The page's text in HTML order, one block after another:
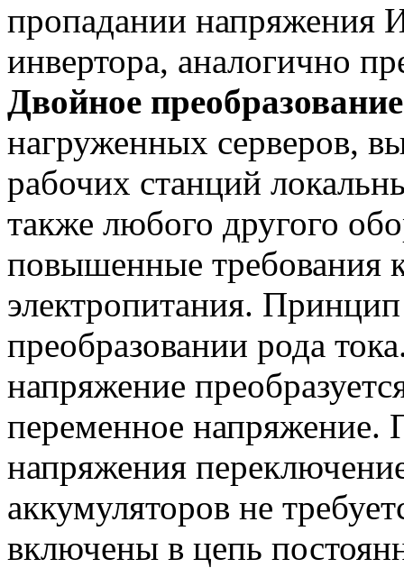
пропадании напряжения
инвертора, аналогично
Двойное преобразование
нагруженных серверов,
рабочих станций
также любого другого
повышенные требования к
электропитания.
преобразовании рода
напряжение
переменное напряжение.
напряжения
аккумуляторов не
включены в цепь